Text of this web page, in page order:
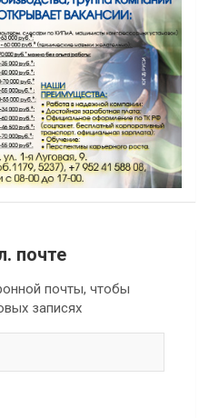
почте
почты, чтобы
записях